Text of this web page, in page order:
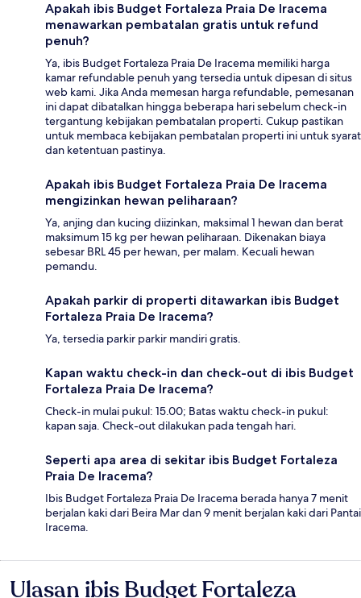
Apakah ibis Budget Fortaleza Praia De Iracema
menawarkan pembatalan gratis untuk refund
penuh?
Ya, ibis Budget Fortaleza Praia De Iracema memiliki harga
kamar refundable penuh yang tersedia untuk dipesan di situs
web kami. Jika Anda memesan harga refundable, pemesanan
ini dapat dibatalkan hingga beberapa hari sebelum check-in
tergantung kebijakan pembatalan properti. Cukup pastikan
untuk membaca kebijakan pembatalan properti ini untuk syarat
dan ketentuan pastinya.
Apakah ibis Budget Fortaleza Praia De Iracema
mengizinkan hewan peliharaan?
Ya, anjing dan kucing diizinkan, maksimal 1 hewan dan berat
maksimum 15 kg per hewan peliharaan. Dikenakan biaya
sebesar BRL 45 per hewan, per malam. Kecuali hewan
pemandu.
Apakah parkir di properti ditawarkan ibis Budget
Fortaleza Praia De Iracema?
Ya, tersedia parkir parkir mandiri gratis.
Kapan waktu check-in dan check-out di ibis Budget
Fortaleza Praia De Iracema?
Check-in mulai pukul: 15.00; Batas waktu check-in pukul:
kapan saja. Check-out dilakukan pada tengah hari.
Seperti apa area di sekitar ibis Budget Fortaleza
Praia De Iracema?
Ibis Budget Fortaleza Praia De Iracema berada hanya 7 menit
berjalan kaki dari Beira Mar dan 9 menit berjalan kaki dari Pantai
Iracema.
Ulasan
Ulasan ibis Budget Fortaleza